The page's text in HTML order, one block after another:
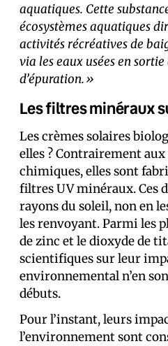
aquatiques. Cette
écosystèmes aquatiques
activités récréatives de
via les eaux usées en
d’épuration.»
Les filtres minéraux
Les crèmes solaires
elles ? Contrairement
chimiques, elles sont
filtres UV minéraux. Ces
rayons du soleil, non en
les renvoyant. Parmi les
de zinc et le dioxyde de
scientifiques sur leur
environnemental n’en
débuts.
Pour l’instant, leurs
l’environnement sont